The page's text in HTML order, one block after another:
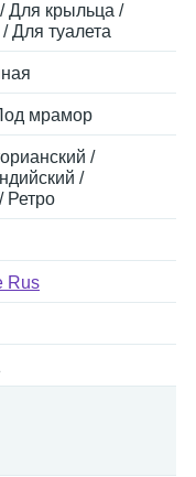
Для крыльца /
Для туалета
мрамор
/
/
Ретро
Rus